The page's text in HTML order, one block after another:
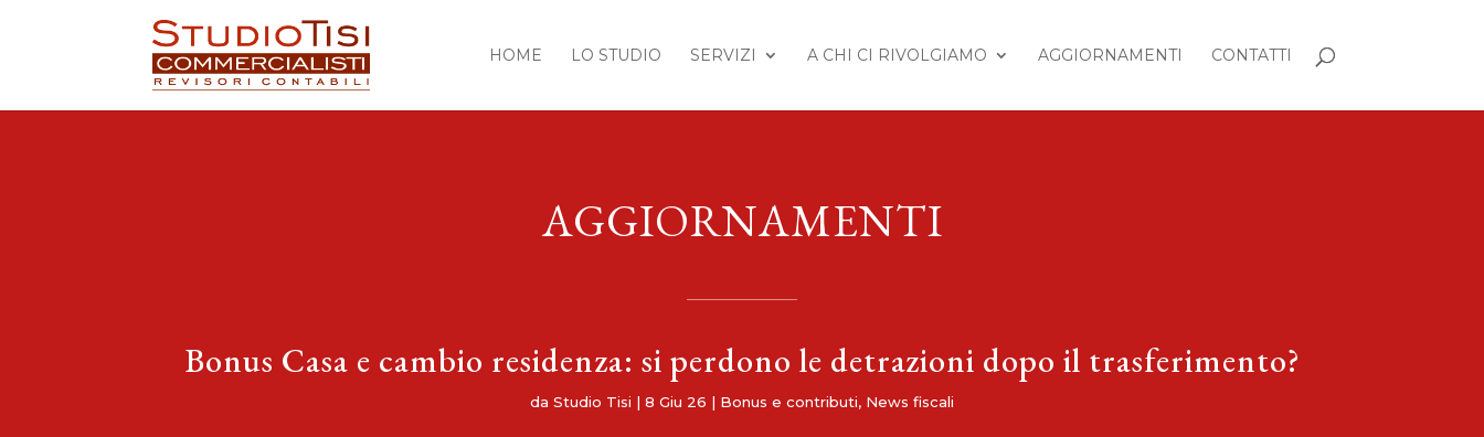
HOME LO STUDIO SERVIZI A CHI CI RIVOLGIAMO AGGIORNAMENTI CONTATTI
AGGIORNAMENTI
Bonus Casa e cambio residenza: si perdono le detrazioni dopo il trasferimento?
da Studio Tisi | 8 Giu 26 | Bonus e contributi, News fiscali